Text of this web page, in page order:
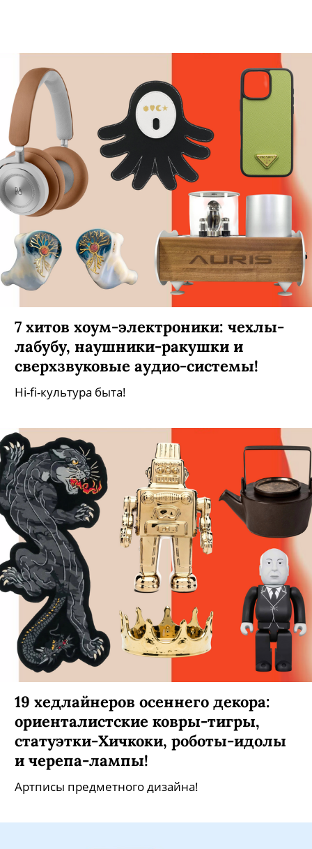
7 хитов хоум-электроники: чехлы-
лабубу, наушники-ракушки и
сверхзвуковые аудио-системы!
Hi-fi-культура быта!
19 хедлайнеров осеннего декора:
ориенталистские ковры-тигры,
статуэтки-Хичкоки, роботы-идолы
и черепа-лампы!
Артписы предметного дизайна!